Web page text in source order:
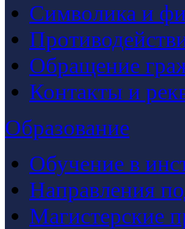
Символика и
Обращение
Контакты и
Образование
Обучение в
Направления
Магистерские